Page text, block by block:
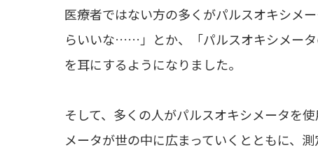
医療者ではない方の多くがパルスオキシメ
らいいな……」とか、「パルスオキシメー
を耳にするようになりました。
そして、多くの人がパルスオキシメータを
メータが世の中に広まっていくとともに、